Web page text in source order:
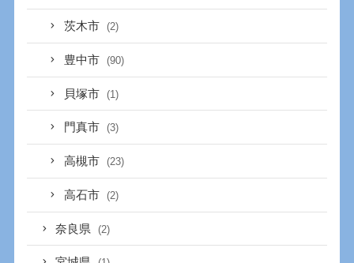
茨木市 (2)
豊中市 (90)
貝塚市 (1)
門真市 (3)
高槻市 (23)
高石市 (2)
奈良県 (2)